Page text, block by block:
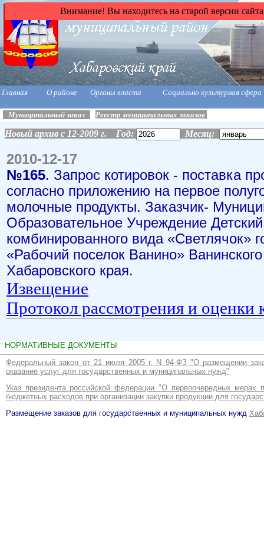
Внимание! Вы находитесь на старой версии
Главная О районе Органы власти Социально культурная сфера
Муниципальный заказ Реестр муниципальных заказов
" НОРМАТИВНЫЕ ДОКУМЕНТЫ
Федеральный закон от 21 июля 2005 г. N 94-ФЗ "О размещении
оказание услуг для государственных и муниципальных нужд"
Указ президента российской федерации "О первоочередных
бюджетных расходов при организации закупки продукции для
Размещение заказов для государственных и муниципальных нужд